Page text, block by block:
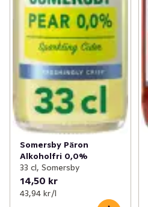
Somersby Päron
Alkoholfri 0,0%
33 cl, Somersby
14,50 kr
43,94 kr /l